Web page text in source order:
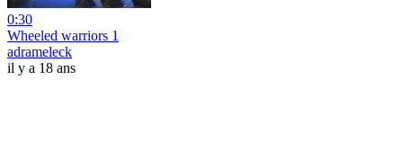
0:30
Wheeled warriors 1
adrameleck
il y a 18 ans